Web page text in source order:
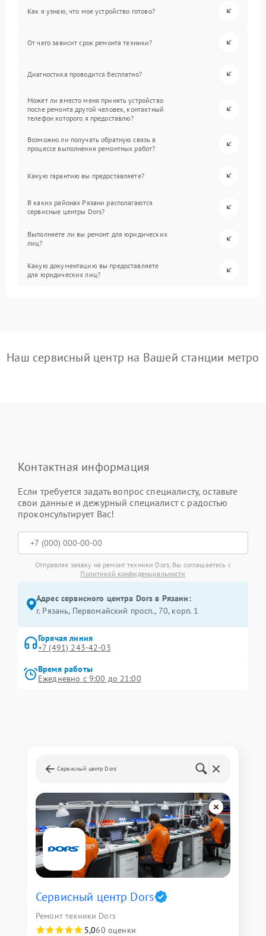
Как я узнаю, что мое устройство готово?
От чего зависит срок ремонта техники?
Диагностика проводится бесплатно?
Может ли вместо меня принять устройство
после ремонта другой человек, контактный
телефон которого я предоставлю?
Возможно ли получать обратную связь в
процессе выполнения ремонтных работ?
Какую гарантию вы предоставляете?
В каких районах Рязани располагаются
сервисные центры Dors?
Выполняете ли вы ремонт для юридических
лиц?
Какую документацию вы предоставляете
для юридических лиц?
Наш сервисный центр на Вашей станции метро
Контактная информация
Если требуется задать вопрос специалисту, оставьте
свои данные и дежурный специалист с радостью
проконсультирует Вас!
Отправляя заявку на ремонт техники Dors, Вы соглашаетесь с
Политикой конфиденциальности
Адрес сервисного центра Dors в Рязани:
г. Рязань, Первомайский просп., 70, корп. 1
Горячая линия
+7 (491) 243-42-03
Время работы
Ежедневно с 9:00 до 21:00
Сервисный центр Dors
Сервисный центр Dors
Ремонт техники Dors
5,060 оценки